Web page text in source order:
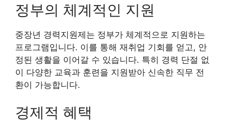
정부의 체계적인 지원
중장년 경력지원제는 정부가 체계적으로 지원하는
프로그램입니다. 이를 통해 재취업 기회를 얻고, 안
정된 생활을 이어갈 수 있습니다. 특히 경력 단절 없
이 다양한 교육과 훈련을 지원받아 신속한 직무 전
환이 가능합니다.
경제적 혜택